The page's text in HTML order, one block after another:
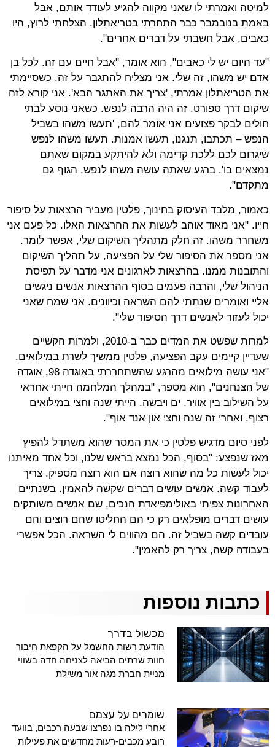
למיטה ואמרתי לו שאני מקווה להגיע לעודד אותם, אבל
באמת בנובמבר כבר התחרתי בטריאתלון. הצלחתי לרוץ, היו
כאבים, אבל חשבתי על דברים אחרים".
"עד היום יש לי כאבים", הוא אומר, "אבל חיים עם זה. לכל בן
אדם יש משהו, זה שלי. אני מצליח להתגבר על זה. כשסיימתי
את הטריאתלון אמרתי, 'צריך את האתגר הבא'. אני קורא לזה
שיקום דרך ספורט. זה היה הרבה לנפש. כשאני נוסע לבתי
חולים לבקר פצועים אני אומר להם, 'תעשו משהו בשביל
הנפש – תכתבו, תנגנו, תעשו אמנות. תעשו משהו לנפש
שיגרום לכם ללכת קדימה ולא להיתקע במקום שאתם
נמצאים בו'. ברגע שאתה עושה משהו לנפש, הגוף גם
מתקדם".
כאמור, מלבד העיסוק בחינוך, פלטין מעביר הרצאות על סיפור
חייו. "אני מאוד אוהב לעשות את ההרצאות האלו. כל פעם אני
משחרר משהו. זה חלק מתהליך השיקום שלי, אפשר לומר.
אני מספר את הסיפור שלי על הפציעה, על תהליך השיקום
והתובנות ממנו. בהרצאות לארגונים אני מדבר על תפיסת
הניהול שלי, והרבה פעמים בסוף ההרצאות אנשים ניגשים
אליי ואומרים שנתתי להם השראה וכיוונים. אני שמח שאני
יכול לעזור לאנשים דרך הסיפור שלי".
למרות שפשט את המדים כבר ב-2010, ולמרות הקשיים
שעדיין קיימים עקב הפציעה, פלטין ממשיך לשרת במילואים.
"אני עושה מילואים מהרגע שהשתחררתי באוגדה 98, אוגדה
של הצנחנים", הוא מספר, "במהלך המלחמה הייתי אחראי
על השילוב בין אוויר, ים ויבשה. הייתי שנה וחצי במילואים
רצוף, ואחרי זה שנה וחצי און אנד אוף".
לפני סיום מדגיש פלטין כי את המסר שהוא משתדל להפיץ
מאז שנפצע: "בסוף, הכל נמצא בראש שלנו, וכל אחד מאיתנו
יכול לעשות כל מה שהוא רוצה אם הוא רוצה מספיק. צריך
לעבוד קשה. אנשים עושים דברים שקשה להאמין. בשנתיים
האחרונות צפיתי באולימפיאדת הנכים, שם אנשים משותקים
עושים דברים מופלאים רק כי הם החליטו שהם רוצים והם
עובדים קשה בשביל זה. הם מהווים לי השראה. הכל אפשרי
בעבודה קשה, צריך רק להאמין".
כתבות נוספות
מכשול בדרך
הודעת רשות החשמל על הקפאת חיבור
חוות שרתים הביאה לצניחה חדה בשווי
מניית חברת מגה אור משילת
שומרים על עצמם
אחרי לילה בו נפרצו שבעה רכבים, בוועד
רובע מכבים-רעות מחדשים את פעילות